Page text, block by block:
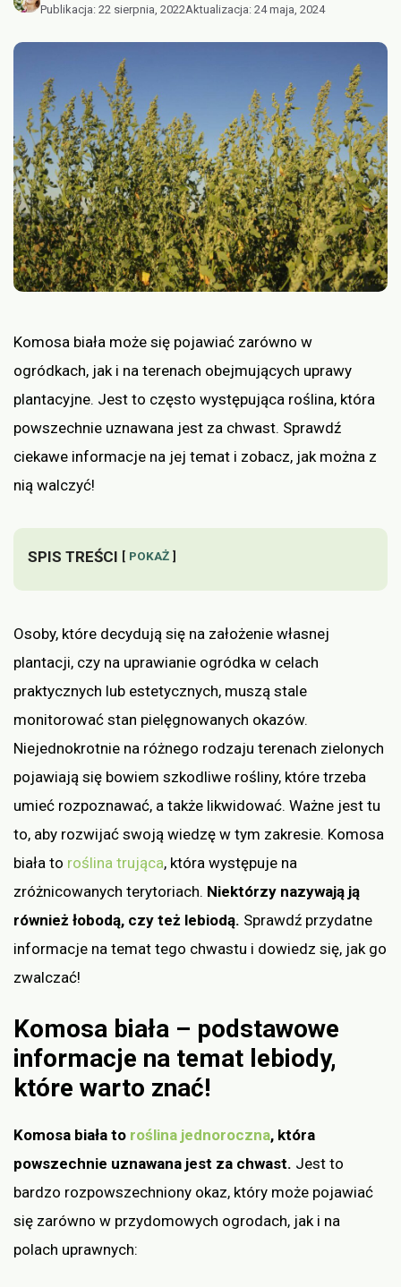
Publikacja: 22 sierpnia, 2022Aktualizacja: 24 maja, 2024
Komosa biała może się pojawiać zarówno w
ogródkach, jak i na terenach obejmujących uprawy
plantacyjne. Jest to często występująca roślina, która
powszechnie uznawana jest za chwast. Sprawdź
ciekawe informacje na jej temat i zobacz, jak można z
nią walczyć!
SPIS TREŚCI POKAŻ
Osoby, które decydują się na założenie własnej
plantacji, czy na uprawianie ogródka w celach
praktycznych lub estetycznych, muszą stale
monitorować stan pielęgnowanych okazów.
Niejednokrotnie na różnego rodzaju terenach zielonych
pojawiają się bowiem szkodliwe rośliny, które trzeba
umieć rozpoznawać, a także likwidować. Ważne jest tu
to, aby rozwijać swoją wiedzę w tym zakresie. Komosa
biała to roślina trująca, która występuje na
zróżnicowanych terytoriach. Niektórzy nazywają ją
również łobodą, czy też lebiodą. Sprawdź przydatne
informacje na temat tego chwastu i dowiedz się, jak go
zwalczać!
Komosa biała – podstawowe
informacje na temat lebiody,
które warto znać!
Komosa biała to roślina jednoroczna, która
powszechnie uznawana jest za chwast. Jest to
bardzo rozpowszechniony okaz, który może pojawiać
się zarówno w przydomowych ogrodach, jak i na
polach uprawnych: